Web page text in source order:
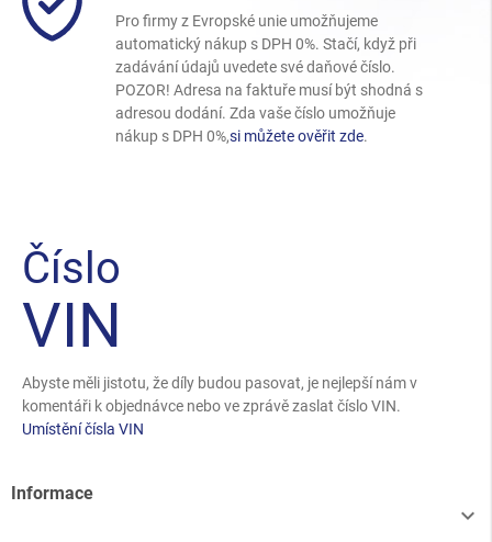
Pro firmy z Evropské unie umožňujeme
automatický nákup s DPH 0%. Stačí, když při
zadávání údajů uvedete své daňové číslo.
POZOR! Adresa na faktuře musí být shodná s
adresou dodání. Zda vaše číslo umožňuje
nákup s DPH 0%,si můžete ověřit zde.
Číslo
VIN
Abyste měli jistotu, že díly budou pasovat, je nejlepší nám v
komentáři k objednávce nebo ve zprávě zaslat číslo VIN.
Umístění čísla VIN
Informace
